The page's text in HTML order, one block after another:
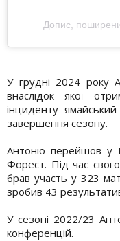
Допис,
У грудні 2024 року
внаслідок якої
інциденту
завершення сезону.
Антоніо перейшов у
Форест. Під час
брав участь у 323
зробив 43
У сезоні 2022/23
конференцій.